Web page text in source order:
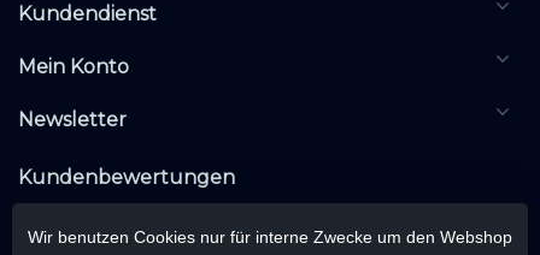
Kundendienst
Mein Konto
Newsletter
Kundenbewertungen
Wir benutzen Cookies nur für interne Zwecke um den Webshop